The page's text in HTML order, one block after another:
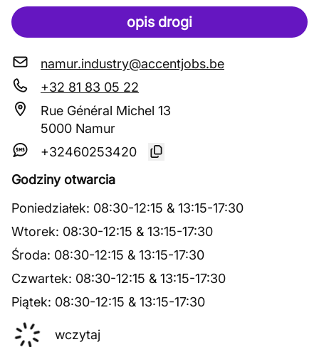
opis drogi
namur.industry@accentjobs.be
+32 81 83 05 22
Rue Général Michel 13
5000 Namur
+32460253420
Godziny otwarcia
Poniedziałek: 08:30-12:15 & 13:15-17:30
Wtorek: 08:30-12:15 & 13:15-17:30
Środa: 08:30-12:15 & 13:15-17:30
Czwartek: 08:30-12:15 & 13:15-17:30
Piątek: 08:30-12:15 & 13:15-17:30
wczytaj